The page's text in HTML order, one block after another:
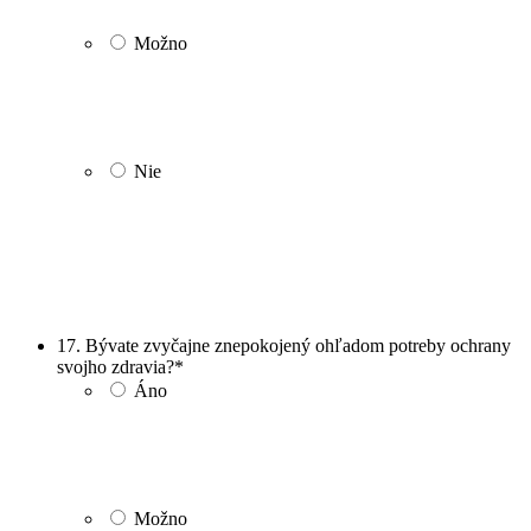
Možno
Nie
17. Bývate zvyčajne znepokojený ohľadom potreby ochrany
svojho zdravia?*
Áno
Možno